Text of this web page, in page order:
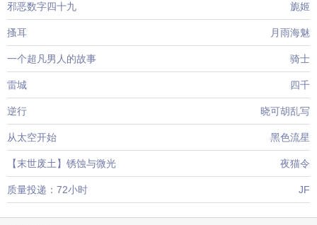
邪恶数字四十九 旎姬
搔耳 月雨海魅
一个超凡男人的故事 骑士
雷城 四千
逆行 晓可胡乱写
从太空开始 黑色流星
【末世废土】锈蚀与微光 夜猫令
质量投递：72小时 JF